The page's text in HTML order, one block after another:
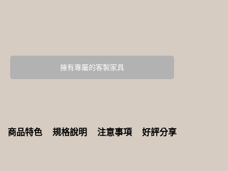
擁有專屬的客製家具
商品特色 規格說明 注意事項 好評分享